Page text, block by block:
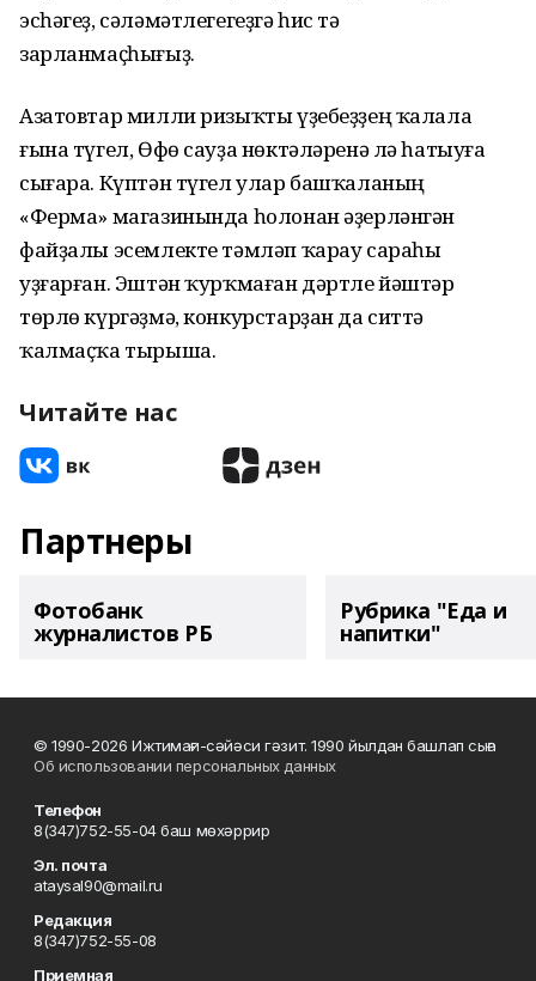
эсһәгеҙ, сәләмәтлегегеҙгә һис тә
зарланмаҫһығыҙ.
Азатовтар милли ризыҡты үҙебеҙҙең ҡалала
ғына түгел, Өфө сауҙа нөктәләренә лә һатыуға
сығара. Күптән түгел улар башҡаланың
«Ферма» магазинында һолонан әҙерләнгән
файҙалы эсемлекте тәмләп ҡарау сараһы
уҙғарған. Эштән ҡурҡмаған дәртле йәштәр
төрлө күргәҙмә, конкурстарҙан да ситтә
ҡалмаҫҡа тырыша.
Читайте нас
Партнеры
Фотобанк
журналистов РБ
Рубрика "Еда и
напитки"
© 1990-2026 Ижтимағи-сәйәси гәзит. 1990 йылдан башлап сыға
Об использовании персональных данных
Телефон
8(347)752-55-04 баш мөхәррир
Эл. почта
ataysal90@mail.ru
Редакция
8(347)752-55-08
Приемная